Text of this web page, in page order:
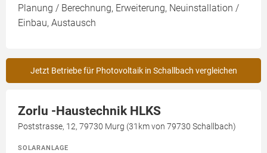
Planung / Berechnung, Erweiterung, Neuinstallation /
Einbau, Austausch
Jetzt Betriebe für Photovoltaik in Schallbach vergleichen
Zorlu -Haustechnik HLKS
Poststrasse, 12, 79730 Murg (31km von 79730 Schallbach)
SOLARANLAGE